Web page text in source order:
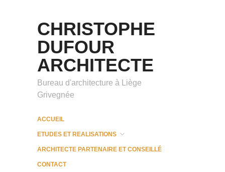
CHRISTOPHE
DUFOUR
ARCHITECTE
Bureau d'architecture à Liège
Grivegnée
ACCUEIL
ETUDES ET REALISATIONS
ARCHITECTE PARTENAIRE ET CONSEILLÉ
CONTACT